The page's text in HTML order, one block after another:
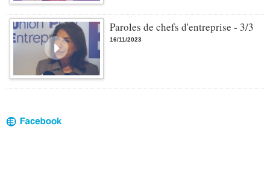
Paroles de chefs d'entreprise - 3/3
16/11/2023